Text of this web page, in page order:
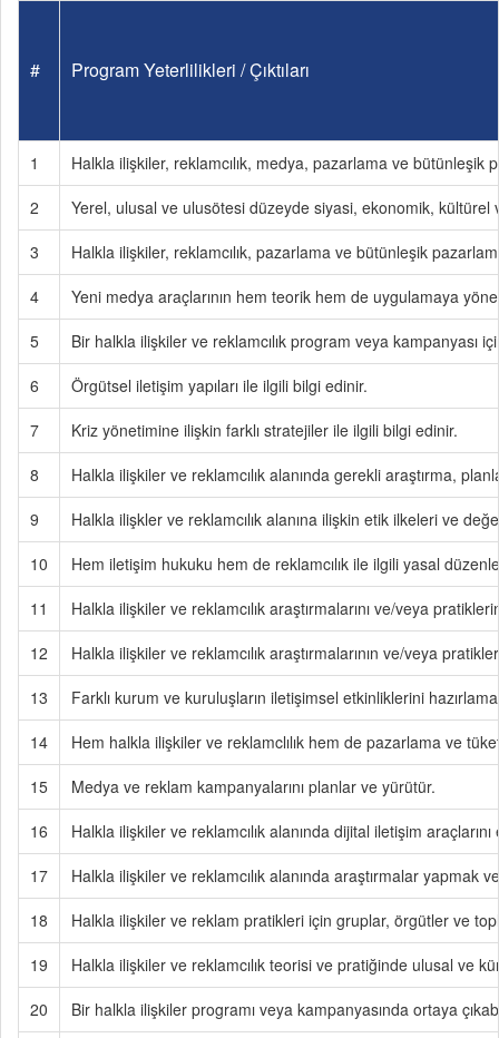
# Program Yeterlilikleri / Çıktıları
1
Halkla ilişkiler, reklamcılık, medya, pazarlama ve
2
Yerel, ulusal ve ulusötesi düzeyde siyasi, ekonomik,
3
Halkla ilişkiler, reklamcılık, pazarlama ve bütünleşik
4
Yeni medya araçlarının hem teorik hem de uygulamaya
5
Bir halkla ilişkiler ve reklamcılık program veya kampanyası
6
Örgütsel iletişim yapıları ile ilgili bilgi edinir.
7
Kriz yönetimine ilişkin farklı stratejiler ile ilgili bilgi edinir.
8
Halkla ilişkiler ve reklamcılık alanında gerekli araştırma,
9
Halkla ilişkler ve reklamcılık alanına ilişkin etik ilkeleri ve
10
Hem iletişim hukuku hem de reklamcılık ile ilgili yasal
11
Halkla ilişkiler ve reklamcılık araştırmalarını ve/veya
12
Halkla ilişkiler ve reklamcılık araştırmalarının ve/veya
13
Farklı kurum ve kuruluşların iletişimsel etkinliklerini
14
Hem halkla ilişkiler ve reklamclılık hem de pazarlama ve
15
Medya ve reklam kampanyalarını planlar ve yürütür.
16
Halkla ilişkiler ve reklamcılık alanında dijital iletişim
17
Halkla ilişkiler ve reklamcılık alanında araştırmalar
18
Halkla ilişkiler ve reklam pratikleri için gruplar, örgütler ve
19
Halkla ilişkiler ve reklamcılık teorisi ve pratiğinde ulusal ve
20
Bir halkla ilişkiler programı veya kampanyasında ortaya